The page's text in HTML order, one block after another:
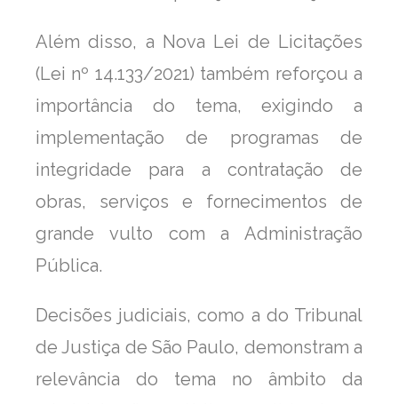
Além disso, a Nova Lei de Licitações
(Lei nº 14.133/2021) também reforçou a
importância do tema, exigindo a
implementação de programas de
integridade para a contratação de
obras, serviços e fornecimentos de
grande vulto com a Administração
Pública.
Decisões judiciais, como a do Tribunal
de Justiça de São Paulo, demonstram a
relevância do tema no âmbito da